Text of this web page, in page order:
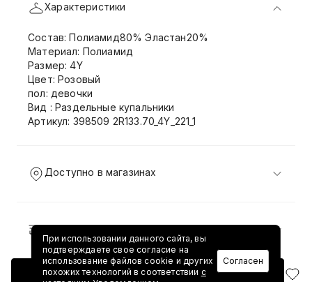
Добавить в корзину
Характеристики
Состав: Полиамид80% Эластан20%
Материал: Полиамид
Размер: 4Y
Цвет: Розовый
пол: девочки
Вид : Раздельные купальники
Артикул: 398509 2R133.70_4Y_221_1
Доступно в магазинах
Доставка и возврат
При использовании данного сайта, вы
подтверждаете свое согласие на
использование файлов cookie и других
похожих технологий в соответствии с
Согласен